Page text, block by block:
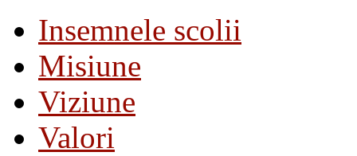
Insemnele scolii
Misiune
Viziune
Valori